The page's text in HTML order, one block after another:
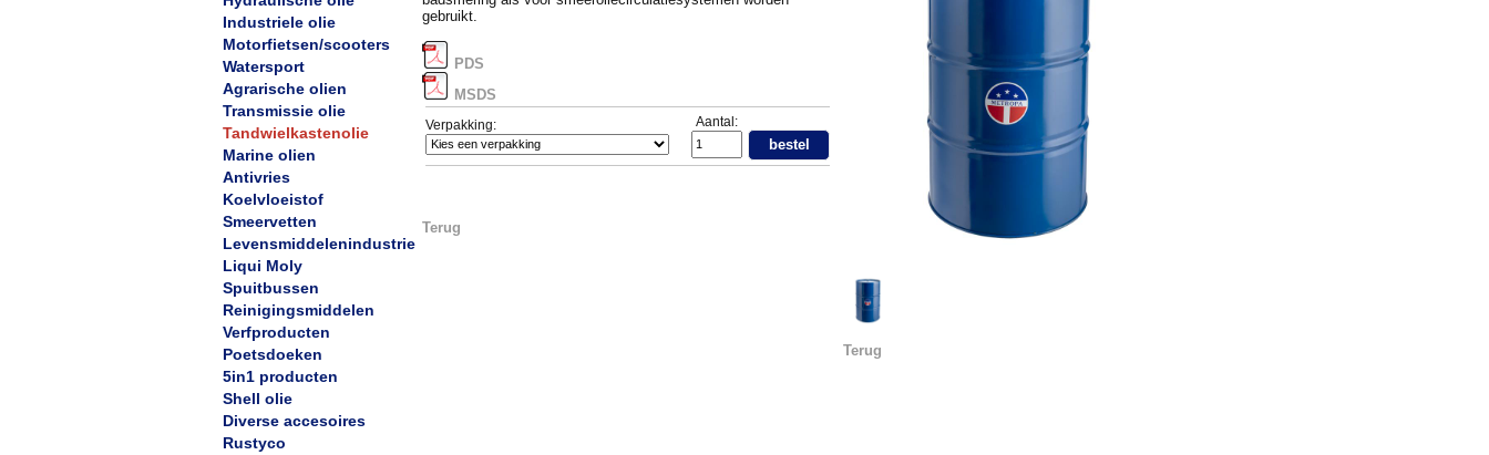
Industriele olie
Motorfietsen/scooters
Watersport
Agrarische olien
Transmissie olie
Tandwielkastenolie
Marine olien
Antivries
Koelvloeistof
Smeervetten
Levensmiddelenindustrie
Liqui Moly
Spuitbussen
Reinigingsmiddelen
Verfproducten
Poetsdoeken
5in1 producten
Shell olie
Diverse accesoires
Rustyco
gebruikt.
PDS
MSDS
Verpakking: Aantal:
bestel
Terug
Terug